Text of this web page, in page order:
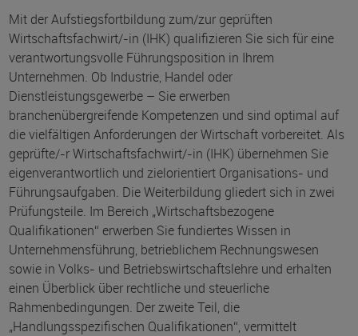
Mit der Aufstiegsfortbildung zum/zur geprüften
Wirtschaftsfachwirt/-in (IHK) qualifizieren Sie sich für eine
verantwortungsvolle Führungsposition in Ihrem
Unternehmen. Ob Industrie, Handel oder
Dienstleistungsgewerbe – Sie erwerben
branchenübergreifende Kompetenzen und sind optimal auf
die vielfältigen Anforderungen der Wirtschaft vorbereitet. Als
geprüfte/-r Wirtschaftsfachwirt/-in (IHK) übernehmen Sie
eigenverantwortlich und zielorientiert Organisations- und
Führungsaufgaben. Die Weiterbildung gliedert sich in zwei
Prüfungsteile. Im Bereich „Wirtschaftsbezogene
Qualifikationen“ erwerben Sie fundiertes Wissen in
Unternehmensführung, betrieblichem Rechnungswesen
sowie in Volks- und Betriebswirtschaftslehre und erhalten
einen Überblick über rechtliche und steuerliche
Rahmenbedingungen. Der zweite Teil, die
„Handlungsspezifischen Qualifikationen“, vermittelt